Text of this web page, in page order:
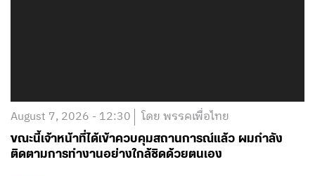
August 7, 2026 - 12:30 โดย พรรคเพื่อไทย
ขณะนี้เจ้าหน้าที่ได้เข้าควบคุมสถานการณ์แล้ว ผมกำลัง
ติดตามการทำงานอย่างใกล้ชิดด้วยตนเอง